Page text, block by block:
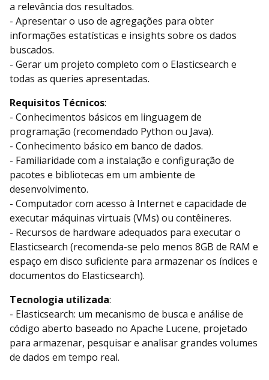
a relevância dos resultados.
- Apresentar o uso de agregações para obter
informações estatísticas e insights sobre os dados
buscados.
- Gerar um projeto completo com o Elasticsearch e
todas as queries apresentadas.
Requisitos Técnicos:
- Conhecimentos básicos em linguagem de
programação (recomendado Python ou Java).
- Conhecimento básico em banco de dados.
- Familiaridade com a instalação e configuração de
pacotes e bibliotecas em um ambiente de
desenvolvimento.
- Computador com acesso à Internet e capacidade de
executar máquinas virtuais (VMs) ou contêineres.
- Recursos de hardware adequados para executar o
Elasticsearch (recomenda-se pelo menos 8GB de RAM e
espaço em disco suficiente para armazenar os índices e
documentos do Elasticsearch).
Tecnologia utilizada:
- Elasticsearch: um mecanismo de busca e análise de
código aberto baseado no Apache Lucene, projetado
para armazenar, pesquisar e analisar grandes volumes
de dados em tempo real.